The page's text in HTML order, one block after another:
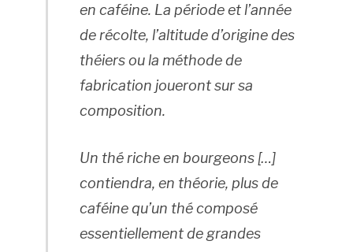
en caféine. La période et l’année
de récolte, l’altitude d’origine des
théiers ou la méthode de
fabrication joueront sur sa
composition.
Un thé riche en bourgeons […]
contiendra, en théorie, plus de
caféine qu’un thé composé
essentiellement de grandes